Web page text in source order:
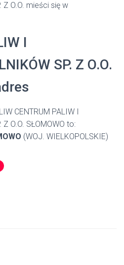
Z O.O. mieści się w
I
SP. Z O.O.
CENTRUM PALIW I
Z O.O. SŁOMOWO to:
(WOJ. WIELKOPOLSKIE)